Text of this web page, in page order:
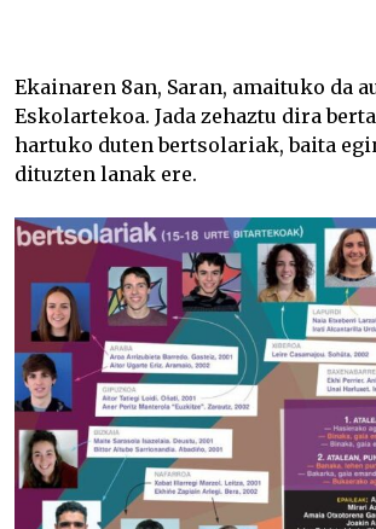
Ekainaren 8an, Saran, amaituko da
Eskolartekoa. Jada zehaztu dira
hartuko duten bertsolariak, baita
dituzten lanak ere.